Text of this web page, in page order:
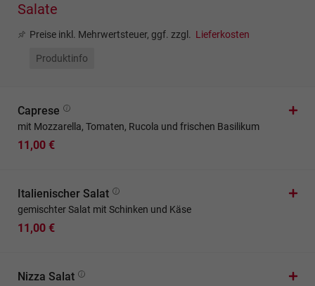
Salate
Preise inkl. Mehrwertsteuer, ggf. zzgl. Lieferkosten
Produktinfo
Caprese
mit Mozzarella, Tomaten, Rucola und frischen Basilikum
11,00 €
Italienischer Salat
gemischter Salat mit Schinken und Käse
11,00 €
Nizza Salat